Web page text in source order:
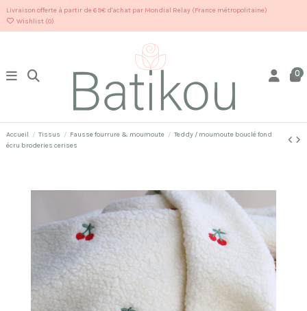
Livraison offerte à partir de 69€ d'achat par Mondial Relay (France métropolitaine)
Wishlist (0)
0
Accueil Tissus Fausse fourrure & moumoute
Teddy / moumoute bouclé fond
écru broderies cerises